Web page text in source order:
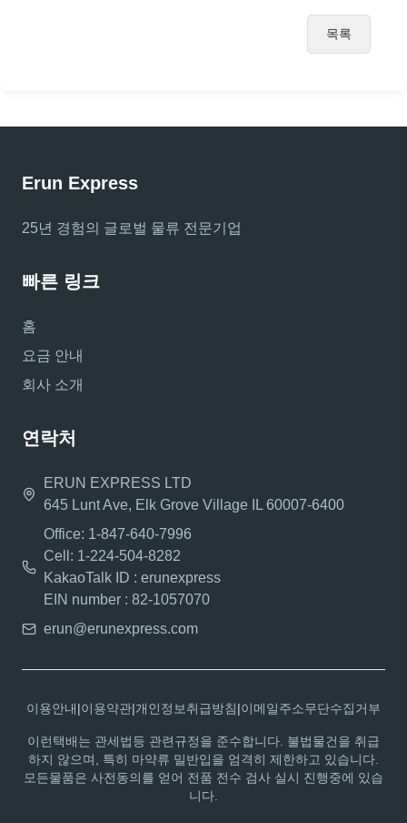
목록
Erun Express
25년 경험의 글로벌 물류 전문기업
빠른 링크
홈
요금 안내
회사 소개
연락처
ERUN EXPRESS LTD
645 Lunt Ave, Elk Grove Village IL 60007-6400
Office: 1-847-640-7996
Cell: 1-224-504-8282
KakaoTalk ID : erunexpress
EIN number : 82-1057070
erun@erunexpress.com
이용안내|이용약관|개인정보취급방침|이메일주소무단수집거부
이런택배는 관세법등 관련규정을 준수합니다. 불법물건을 취급
하지 않으며, 특히 마약류 밀반입을 엄격히 제한하고 있습니다.
모든물품은 사전동의를 얻어 전품 전수 검사 실시 진행중에 있습
니다.